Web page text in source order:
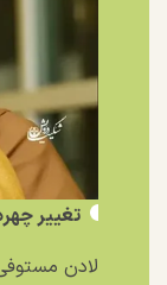
تغییر
لادن